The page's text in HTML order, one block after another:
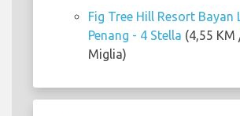
Fig Tree Hill Resort Bayan
Penang - 4 Stella (4,55 KM
Miglia)